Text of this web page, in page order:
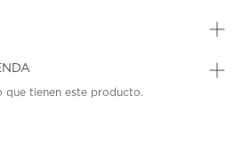
que tienen este producto.